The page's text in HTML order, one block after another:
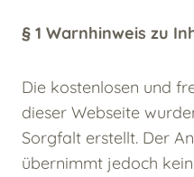
§ 1 Warnhinweis zu
Die kostenlosen und
dieser Webseite
Sorgfalt erstellt. Der
übernimmt jedoch